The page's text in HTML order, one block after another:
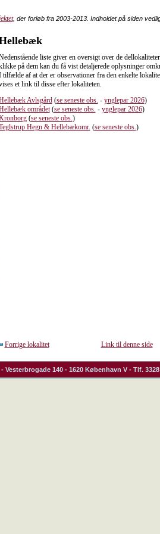
, der forløb fra 2003-2013. Indholdet på siden
liste giver en oversigt over de
på dem kan du få vist detaljerede oplysninger
tilfælde af at der er observationer fra den enkelte
et link til disse efter lokaliteten.
Avlsgård(se seneste obs. - ynglepar 2026)
området(se seneste obs. - ynglepar 2026)
(se seneste obs.)
Hegn & Hellebækomr. (se seneste obs.)
Forrige lokalitet Link til denne side
- Vesterbrogade 140 - 1620 København V - Tlf.